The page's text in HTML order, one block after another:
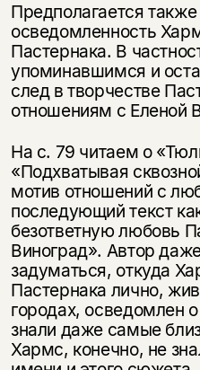
Предполагается
осведомленность
Пастернака. В
упоминавшимся и
след в творчестве
отношениям с Еленой
На с. 79 читаем о
«Подхватывая
мотив отношений с
последующий текст
безответную любовь
Виноград». Автор
задуматься, откуда
Пастернака лично,
городах, осведомлен
знали даже самые
Хармс, конечно, не